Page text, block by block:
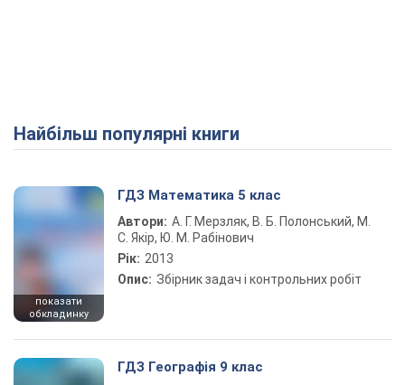
Найбільш популярні книги
показати
обкладинку
ГДЗ Математика 5 клас
Автори: А. Г. Мерзляк, В. Б. Полонський, М.
С. Якір, Ю. М. Рабінович
Рік: 2013
Опис: Збірник задач і контрольних робіт
ГДЗ Географія 9 клас